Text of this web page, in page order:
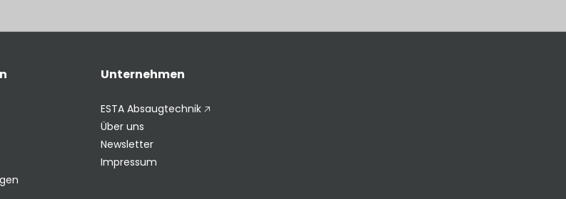
Unternehmen
ESTA Absaugtechnik 🡥
Über uns
Newsletter
Impressum